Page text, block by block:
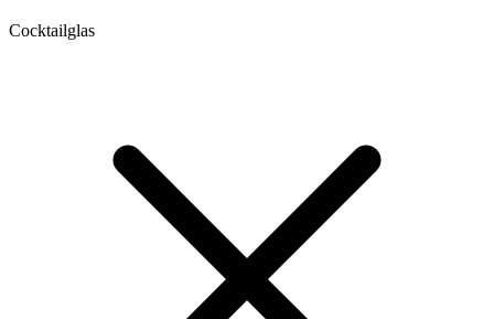
Cocktailglas